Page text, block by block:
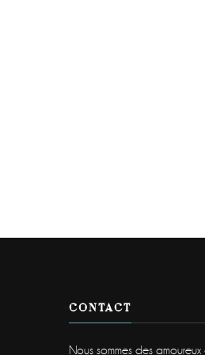
CONTACT
Nous sommes des